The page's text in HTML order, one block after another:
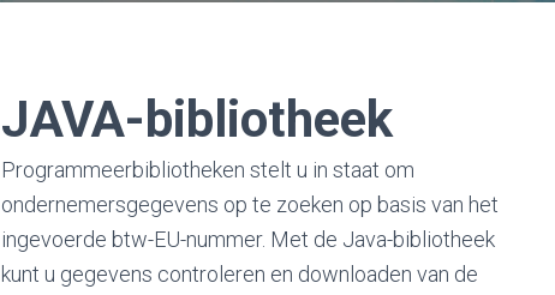
JAVA-bibliotheek
Programmeerbibliotheken stelt u in staat om
ondernemersgegevens op te zoeken op basis van het
ingevoerde btw-EU-nummer. Met de Java-bibliotheek
kunt u gegevens controleren en downloaden van de